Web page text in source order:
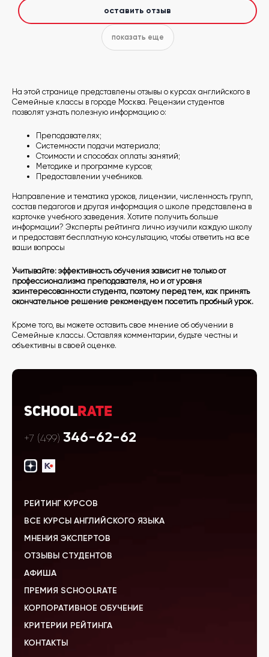
Помочь
в
выборе?
школу
показать еще
оставить отзыв
На этой странице представлены отзывы о курсах английского в
Семейные классы в городе Москва. Рецензии студентов
позволят узнать полезную информацию о:
Преподавателях;
Системности подачи материала;
Стоимости и способах оплаты занятий;
Методике и программе курсов;
Предоставлении учебников.
Направление и тематика уроков, лицензии, численность групп,
состав педагогов и другая информация о школе представлена в
карточке учебного заведения. Хотите получить больше
информации? Эксперты рейтинга лично изучили каждую школу
и предоставят бесплатную консультацию, чтобы ответить на все
ваши вопросы
Учитывайте: эффективность обучения зависит не только от
профессионализма преподавателя, но и от уровня
заинтересованности студента, поэтому перед тем, как принять
окончательное решение рекомендуем посетить пробный урок.
Кроме того, вы можете оставить свое мнение об обучении в
Семейные классы. Оставляя комментарии, будьте честны и
объективны в своей оценке.
SchoolRate
+7 (499) 346-62-62
РЕЙТИНГ КУРСОВ
ВСЕ КУРСЫ АНГЛИЙСКОГО ЯЗЫКА
МНЕНИЯ ЭКСПЕРТОВ
ОТЗЫВЫ СТУДЕНТОВ
АФИША
ПРЕМИЯ SCHOOLRATE
КОРПОРАТИВНОЕ ОБУЧЕНИЕ
КРИТЕРИИ РЕЙТИНГА
КОНТАКТЫ